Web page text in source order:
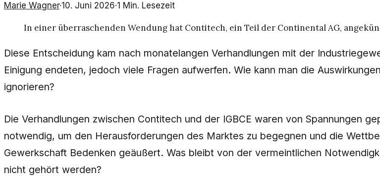
Marie Wagner·10. Juni 2026·1 Min. Lesezeit
In einer überraschenden Wendung hat Contitech, ein Teil der Continental AG,
Diese Entscheidung kam nach monatelangen Verhandlungen mit der
Einigung endeten, jedoch viele Fragen aufwerfen. Wie kann man die
ignorieren?
Die Verhandlungen zwischen Contitech und der IGBCE waren von Spannungen
notwendig, um den Herausforderungen des Marktes zu begegnen und die
Gewerkschaft Bedenken geäußert. Was bleibt von der vermeintlichen
nicht gehört werden?